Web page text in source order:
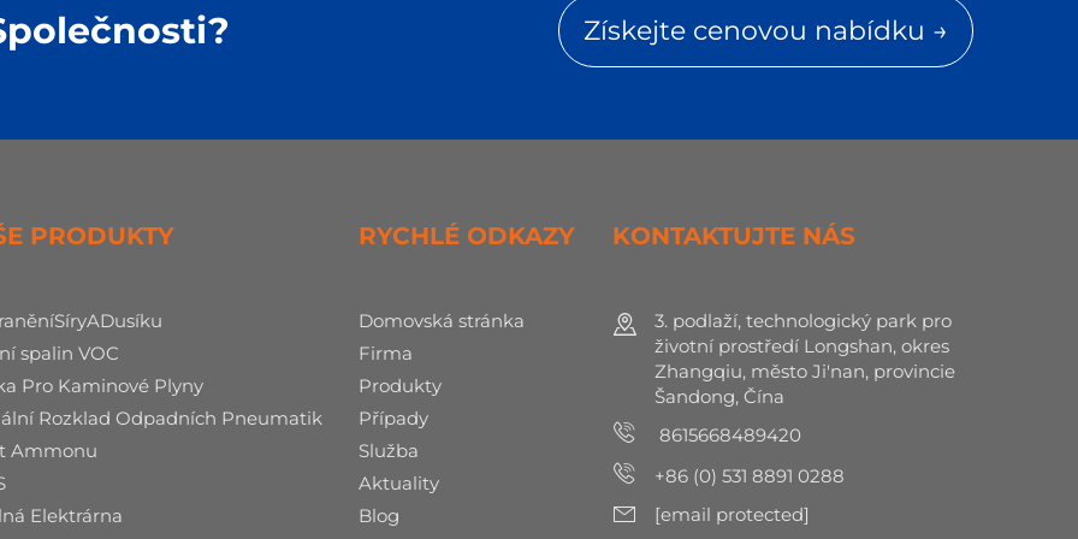
Získejte cenovou nabídku →
PRODUKTY
spalin VOC
Pro Kaminové Plyny
Rozklad Odpadních Pneumatik
Ammonu
Elektrárna
RYCHLÉ ODKAZY
Domovská stránka
Firma
Produkty
Případy
Služba
Aktuality
Blog
KONTAKTUJTE NÁS
3. podlaží, technologický park pro
životní prostředí Longshan, okres
Zhangqiu, město Ji'nan, provincie
Šandong, Čína
8615668489420
+86 (0) 531 8891 0288
[email protected]